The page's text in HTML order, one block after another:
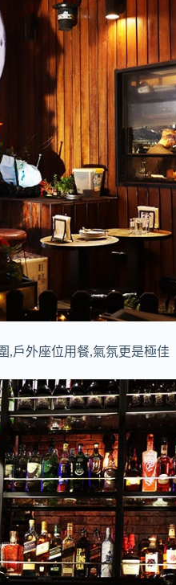
,戶外座位用餐,氣氛更是極佳